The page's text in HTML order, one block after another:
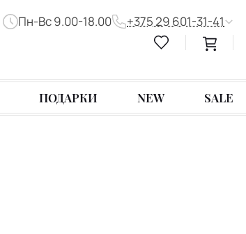
Пн-Вс 9.00-18.00 +375 29 601-31-41
ПОДАРКИ NEW SALE